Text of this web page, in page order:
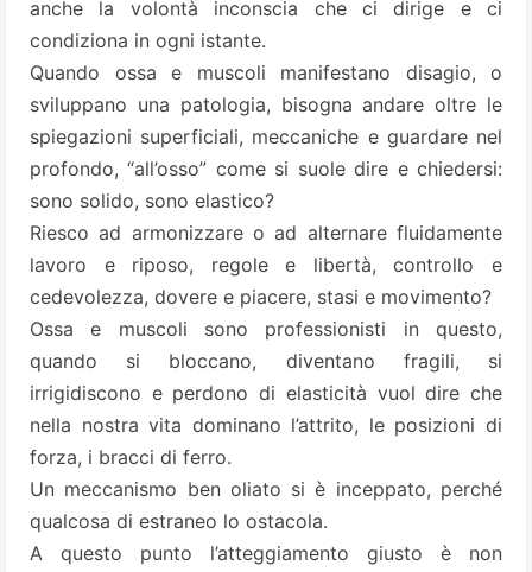
anche la volontà inconscia che ci dirige e ci
condiziona in ogni istante.
Quando ossa e muscoli manifestano disagio, o
sviluppano una patologia, bisogna andare oltre le
spiegazioni superficiali, meccaniche e guardare nel
profondo, “all’osso” come si suole dire e chiedersi:
sono solido, sono elastico?
Riesco ad armonizzare o ad alternare fluidamente
lavoro e riposo, regole e libertà, controllo e
cedevolezza, dovere e piacere, stasi e movimento?
Ossa e muscoli sono professionisti in questo,
quando si bloccano, diventano fragili, si
irrigidiscono e perdono di elasticità vuol dire che
nella nostra vita dominano l’attrito, le posizioni di
forza, i bracci di ferro.
Un meccanismo ben oliato si è inceppato, perché
qualcosa di estraneo lo ostacola.
A questo punto l’atteggiamento giusto è non